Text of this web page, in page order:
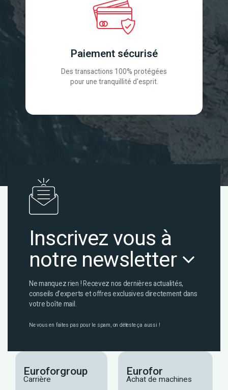
Paiement sécurisé
Des transactions 100% protégées
pour une tranquillité d'esprit.
Inscrivez vous à
notre newsletter
Ne manquez rien ! Recevez nos dernières actualités,
conseils d’experts et offres exclusives directement dans
votre boîte mail.
Ne vous en faites pas pour le spam, on déteste ça aussi !
Euroforgroup
Carrière
Eurofor
Achat de machines